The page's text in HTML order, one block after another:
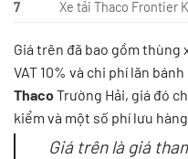
7 Xe tải Thaco Frontier
Giá trên đã bao gồm thùng
VAT 10% và chi phí lăn
ThacoTrường Hải, giá đó
kiểm và một số phí lưu hàng
Giá trên là giá